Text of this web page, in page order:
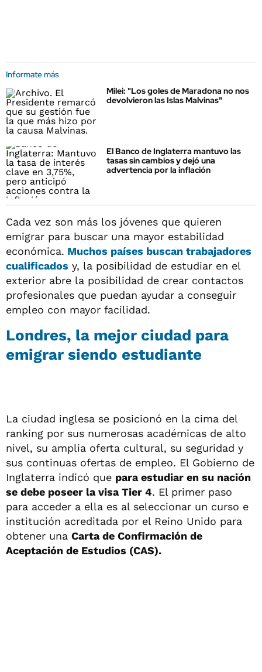
Informate más
Milei: "Los goles de Maradona no nos
devolvieron las Islas Malvinas"
El Banco de Inglaterra mantuvo las
tasas sin cambios y dejó una
advertencia por la inflación
Cada vez son más los jóvenes que quieren
emigrar para buscar una mayor estabilidad
económica. Muchos países buscan trabajadores
cualificados y, la posibilidad de estudiar en el
exterior abre la posibilidad de crear contactos
profesionales que puedan ayudar a conseguir
empleo con mayor facilidad.
Londres, la mejor ciudad para
emigrar siendo estudiante
La ciudad inglesa se posicionó en la cima del
ranking por sus numerosas académicas de alto
nivel, su amplia oferta cultural, su seguridad y
sus continuas ofertas de empleo. El Gobierno de
Inglaterra indicó que para estudiar en su nación
se debe poseer la visa Tier 4. El primer paso
para acceder a ella es al seleccionar un curso e
institución acreditada por el Reino Unido para
obtener una Carta de Confirmación de
Aceptación de Estudios (CAS).